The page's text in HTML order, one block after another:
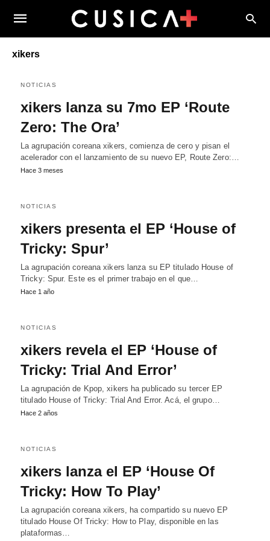
xikers
NOTICIAS
xikers lanza su 7mo EP ‘Route
Zero: The Ora’
La agrupación coreana xikers, comienza de cero y pisan el
acelerador con el lanzamiento de su nuevo EP, Route Zero:…
Hace 3 meses
NOTICIAS
xikers presenta el EP ‘House of
Tricky: Spur’
La agrupación coreana xikers lanza su EP titulado House of
Tricky: Spur. Este es el primer trabajo en el que…
Hace 1 año
NOTICIAS
xikers revela el EP ‘House of
Tricky: Trial And Error’
La agrupación de Kpop, xikers ha publicado su tercer EP
titulado House of Tricky: Trial And Error. Acá, el grupo…
Hace 2 años
NOTICIAS
xikers lanza el EP ‘House Of
Tricky: How To Play’
La agrupación coreana xikers, ha compartido su nuevo EP
titulado House Of Tricky: How to Play, disponible en las
plataformas…